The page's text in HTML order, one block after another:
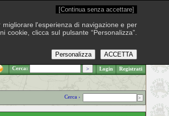
.: Venerdì 7 agosto 2026
Cerca: Login Registrati
Cerca ›
[Continua senza accettare]
l'esperienza di navigazione e per
cookie, clicca sul pulsante “Personalizza”.
ACCETTA
Personalizza